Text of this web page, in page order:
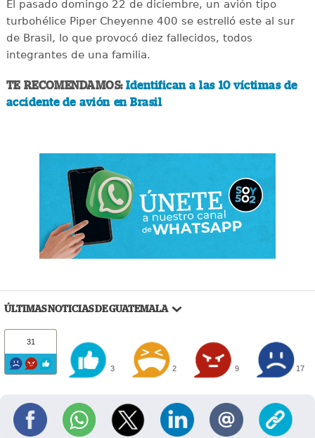
El pasado domingo 22 de diciembre, un avión tipo
turbohélice Piper Cheyenne 400 se estrelló este al sur
de Brasil, lo que provocó diez fallecidos, todos
integrantes de una familia.
TE RECOMENDAMOS:Identifican a las 10 víctimas de
accidente de avión en Brasil
ÚLTIMAS NOTICIAS DE GUATEMALA
31
3 2 9 17